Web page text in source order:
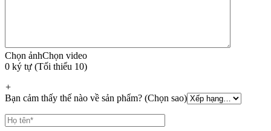
Chọn ảnhChọn video
0 ký tự (Tối thiểu 10)
+
Bạn cảm thấy thế nào về sản phẩm? (Chọn sao)